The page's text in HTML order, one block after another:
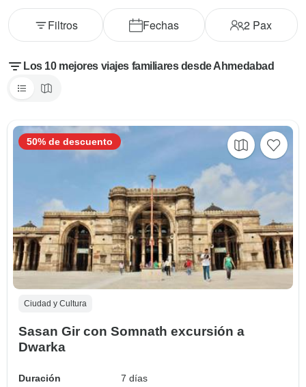
Fechas 2 Pax
Filtros
Los 10 mejores viajes familiares desde Ahmedabad
Ciudad y Cultura
Sasan Gir con Somnath excursión a
Dwarka
Duración
7 días
50% de descuento